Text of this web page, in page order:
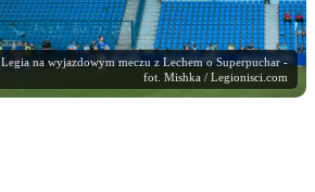
Legia na wyjazdowym meczu z Lechem o Superpuchar -
fot. Mishka / Legionisci.com